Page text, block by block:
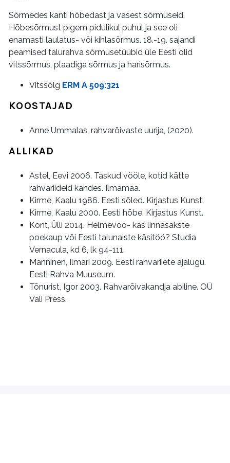
Sõrmedes kanti hõbedast ja vasest sõrmuseid.
Hõbesõrmust pigem pidulikul puhul ja see oli
enamasti laulatus- või kihlasõrmus. 18.-19. sajandi
peamised talurahva sõrmusetüübid üle Eesti olid
vitssõrmus, plaadiga sõrmus ja harisõrmus.
Vitssõlg ERM A 509:321
KOOSTAJAD
Anne Ummalas, rahvarõivaste uurija, (2020).
ALLIKAD
Astel, Eevi 2006. Taskud vööle, kotid kätte
rahvariideid kandes. Ilmamaa.
Kirme, Kaalu 1986. Eesti sõled. Kirjastus Kunst.
Kirme, Kaalu 2000. Eesti hõbe. Kirjastus Kunst.
Kont, Ülli 2014. Helmevöö- kas linnasakste
poekaup või Eesti talunaiste käsitöö? Studia
Vernacula, kd 6, lk 94-111.
Manninen, Ilmari 2009. Eesti rahvariiete ajalugu.
Eesti Rahva Muuseum.
Tõnurist, Igor 2003. Rahvarõivakandja abiline. OÜ
Vali Press.